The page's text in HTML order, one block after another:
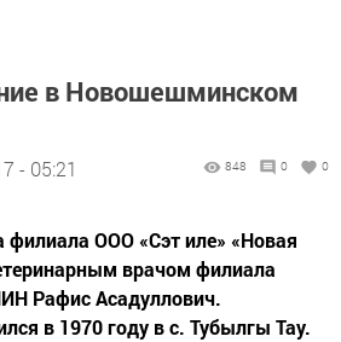
в Новошешминском
- 05:21 848 0 0
филиала ООО «Сэт иле» «Новая
врачом филиала
Рафис Асадуллович.
в 1970 году в с. Тубылгы Тау.